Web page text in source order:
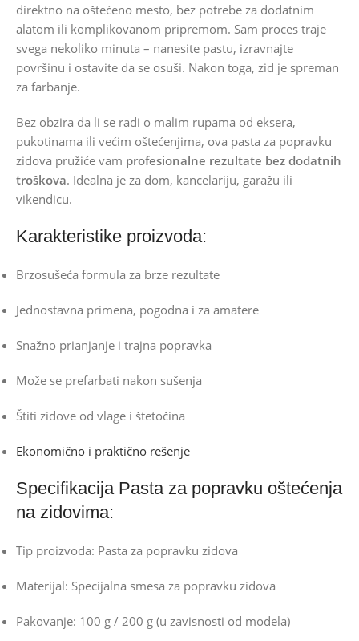
direktno na oštećeno mesto, bez potrebe za dodatnim
alatom ili komplikovanom pripremom. Sam proces traje
svega nekoliko minuta – nanesite pastu, izravnajte
površinu i ostavite da se osuši. Nakon toga, zid je spreman
za farbanje.
Bez obzira da li se radi o malim rupama od eksera,
pukotinama ili većim oštećenjima, ova pasta za popravku
zidova pružiće vam profesionalne rezultate bez dodatnih
troškova. Idealna je za dom, kancelariju, garažu ili
vikendicu.
Karakteristike proizvoda:
Brzosušeća formula za brze rezultate
Jednostavna primena, pogodna i za amatere
Snažno prianjanje i trajna popravka
Može se prefarbati nakon sušenja
Štiti zidove od vlage i štetočina
Ekonomično i praktično rešenje
Specifikacija Pasta za popravku oštećenja
na zidovima:
Tip proizvoda: Pasta za popravku zidova
Materijal: Specijalna smesa za popravku zidova
Pakovanje: 100 g / 200 g (u zavisnosti od modela)